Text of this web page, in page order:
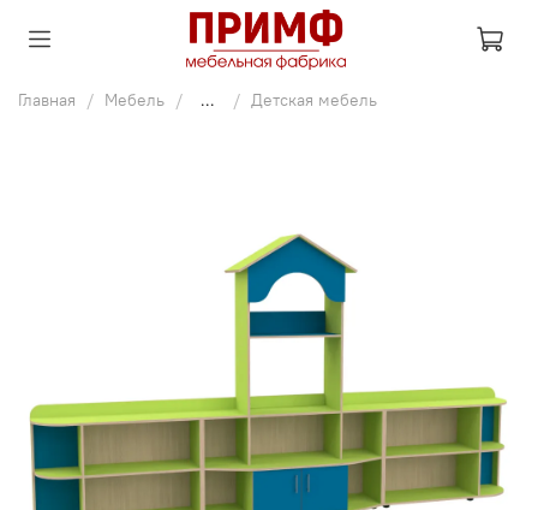
Главная Мебель ... Детская мебель